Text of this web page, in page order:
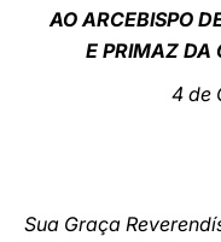
AO ARCEBISPO
E PRIMAZ DA
4 de
Sua Graça